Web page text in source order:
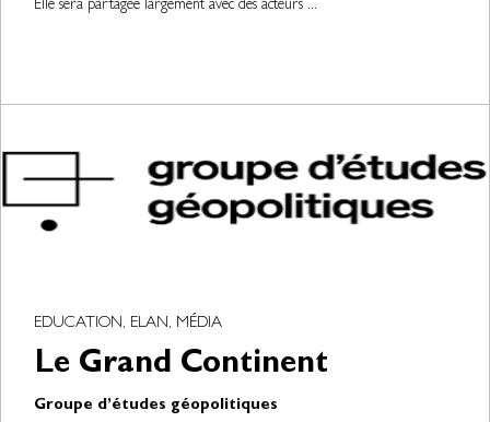
Elle sera partagée largement avec des acteurs ...
EDUCATION, ELAN, MÉDIA
Le Grand Continent
Groupe d’études géopolitiques